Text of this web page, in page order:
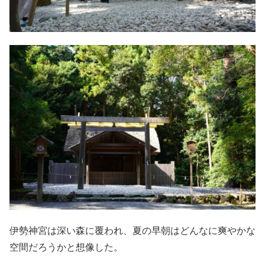
伊勢神宮は深い森に覆われ、夏の早朝はどんなに爽やかな
空間だろうかと想像した。